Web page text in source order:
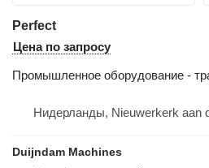
Perfect
Цена по запросу
Промышленное оборудование -
Нидерланды, Nieuwerkerk aan
Duijndam Machines